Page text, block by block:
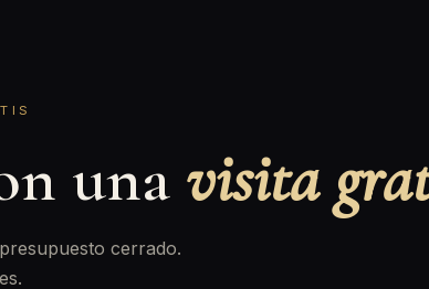
una visita
cerrado.